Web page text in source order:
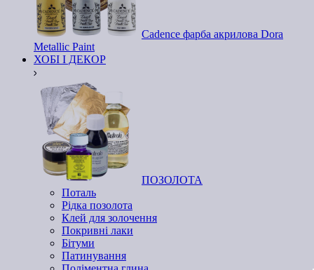
Cadence фарба акрилова Dora
Metallic Paint
ХОБІ І ДЕКОР
ПОЗОЛОТА
Поталь
Рідка позолота
Клей для золочення
Покривні лаки
Бітуми
Патинування